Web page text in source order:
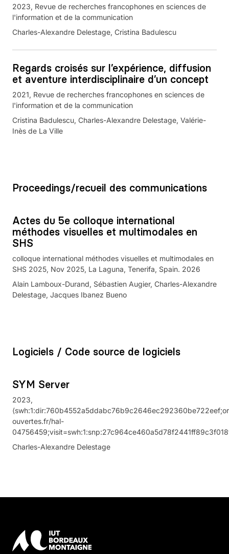
2023 Revue de recherches francophones en sciences de
l'information et de la communication
Charles-Alexandre Delestage, Cristina Badulescu
Regards croisés sur l’expérience, diffusion
et aventure interdisciplinaire d’un concept
2021 Revue de recherches francophones en sciences de
l'information et de la communication
Cristina Badulescu, Charles-Alexandre Delestage, Valérie-
Inès de La Ville
Proceedings/recueil des communications
Actes du 5e colloque international
méthodes visuelles et multimodales en
SHS
colloque international méthodes visuelles et multimodales en
SHS 2025, Nov 2025, La Laguna, Tenerifa, Spain. 2026
Alain Lamboux-Durand, Sébastien Augier, Charles-Alexandre
Delestage, Jacques Ibanez Bueno
Logiciels / Code source de logiciels
SYM Server
2023,
ouvertes.fr/hal-
Charles-Alexandre Delestage